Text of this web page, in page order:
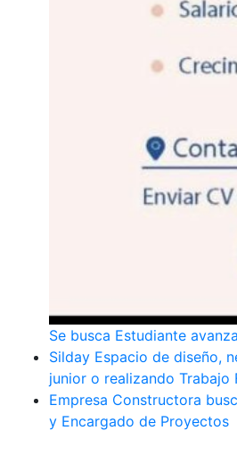
Se busca Estudiante
Silday Espacio de diseño,
junior o realizando Trabajo
Empresa Constructora
y Encargado de Proyectos